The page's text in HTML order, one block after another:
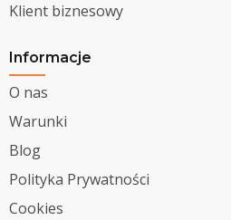
Klient biznesowy
Informacje
O nas
Warunki
Blog
Polityka Prywatności
Cookies